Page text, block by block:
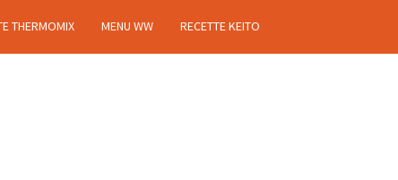
THERMOMIX MENU WW RECETTE KEITO